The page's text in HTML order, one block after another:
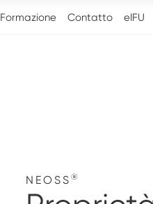
Formazione Contatto eIFU
NEOSS®